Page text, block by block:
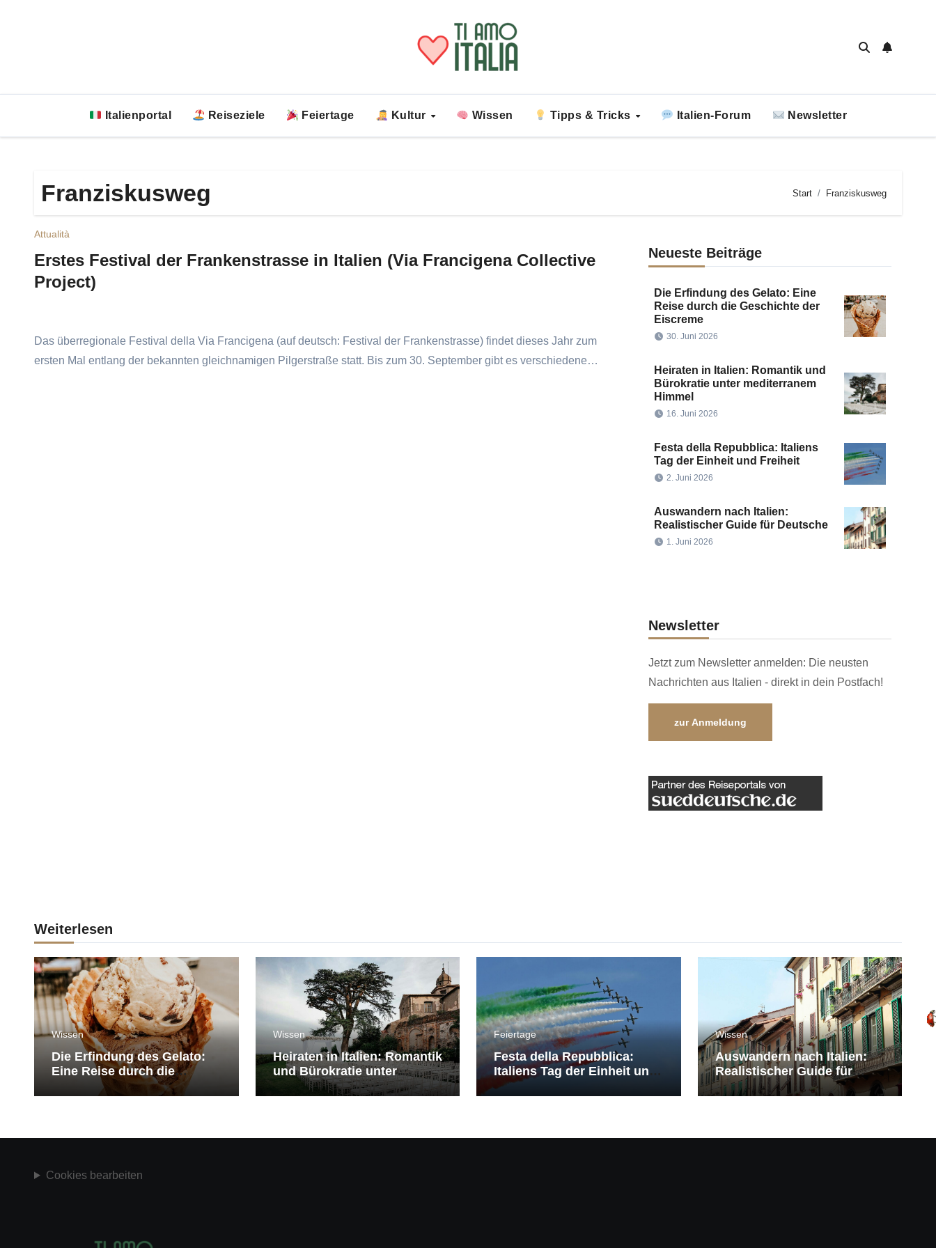
Italienportal Reiseziele Feiertage Kultur Wissen Tipps & Tricks Italien-Forum Newsletter
Franziskusweg Start Franziskusweg
Attualità
Erstes Festival der Frankenstrasse in Italien (Via Francigena Collective
Project)
Das überregionale Festival della Via Francigena (auf deutsch: Festival der Frankenstrasse) findet dieses Jahr zum
ersten Mal entlang der bekannten gleichnamigen Pilgerstraße statt. Bis zum 30. September gibt es verschiedene…
Neueste Beiträge
Die Erfindung des Gelato: Eine
Reise durch die Geschichte der
Eiscreme
30. Juni 2026
Heiraten in Italien: Romantik und
Bürokratie unter mediterranem
Himmel
16. Juni 2026
Festa della Repubblica: Italiens
Tag der Einheit und Freiheit
2. Juni 2026
Auswandern nach Italien:
Realistischer Guide für Deutsche
1. Juni 2026
Newsletter
Jetzt zum Newsletter anmelden: Die neusten
Nachrichten aus Italien - direkt in dein Postfach!
zur Anmeldung
Weiterlesen
Wissen
Die Erfindung des Gelato:
Eine Reise durch die
Geschichte der Eiscreme
Wissen
Heiraten in Italien: Romantik
und Bürokratie unter
mediterranem Himmel
Feiertage
Festa della Repubblica:
Italiens Tag der Einheit und
Freiheit
Wissen
Auswandern nach Italien:
Realistischer Guide für
Deutsche
Cookies bearbeiten